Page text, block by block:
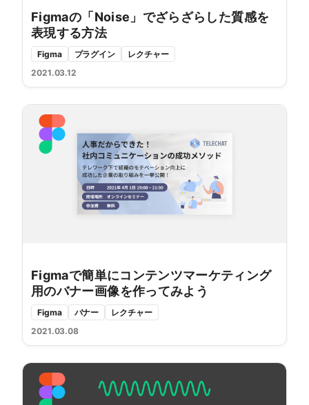
Figmaの「Noise」でざらざらした質感を
表現する方法
Figma プラグイン
レクチャー
2021.03.12
Figmaで簡単にコンテンツマーケティング
用のバナー画像を作ってみよう
Figma バナー
レクチャー
2021.03.08